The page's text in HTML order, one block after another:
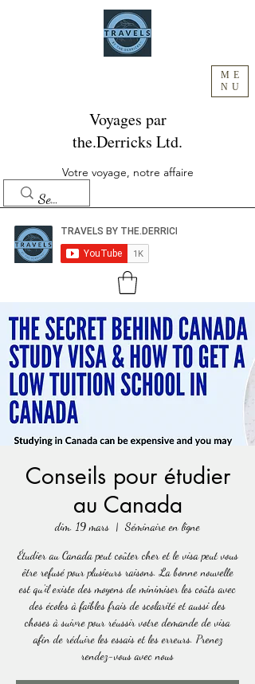
ME
NU
Voyages par
the.Derricks Ltd.
Votre voyage, notre affaire
Conseils pour étudier
au Canada
dim. 19 mars
  |
Séminaire en ligne
Étudier au Canada peut coûter cher et le visa peut vous
être refusé pour plusieurs raisons. La bonne nouvelle
est qu'il existe des moyens de minimiser les coûts avec
des écoles à faibles frais de scolarité et aussi des
choses à suivre pour réussir votre demande de visa
afin de réduire les essais et les erreurs. Prenez
rendez-vous avec nous